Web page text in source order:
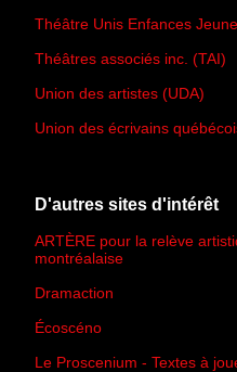
Théâtre Unis Enfances
Théâtres associés inc. (TAI)
Union des artistes (UDA)
Union des écrivains
D'autres sites d'intérêt
ARTÈRE pour la relève
montréalaise
Dramaction
Écoscéno
Le Proscenium - Textes à